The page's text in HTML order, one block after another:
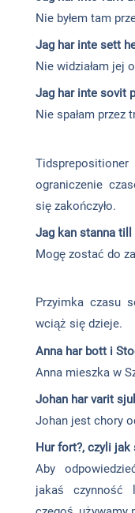
Nie byłem tam
Jag har inte sett
Nie widziałam jej
Jag har inte sovit
Nie spałam przez
ograniczenie
się zakończyło.
Jag kan stanna till
Mogę zostać do
Przyimka czasu
wciąż się dzieje.
Anna har bott i
Anna mieszka w
Johan har varit
Johan jest chory
Hur fort?, czyli jak
Aby
jakaś czynność